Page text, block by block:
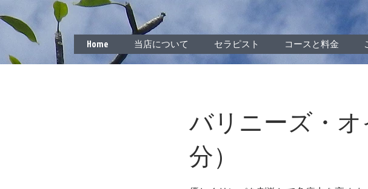
Home 当店について セラピスト コースと料金
バリニーズ・
分）